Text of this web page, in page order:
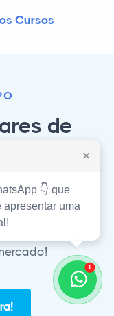
Cursos
de
técnico e
para sua
a melhor
1
✕
👇 que
apresentar uma